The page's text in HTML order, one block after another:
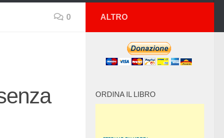
0 ALTRO
ORDINA IL LIBRO